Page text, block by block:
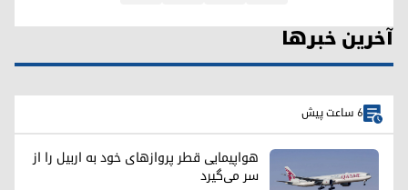
آخرین خبرها
6 ساعت پیش
هواپیمایی قطر پروازهای خود به اربیل را از
سر می‌گیرد